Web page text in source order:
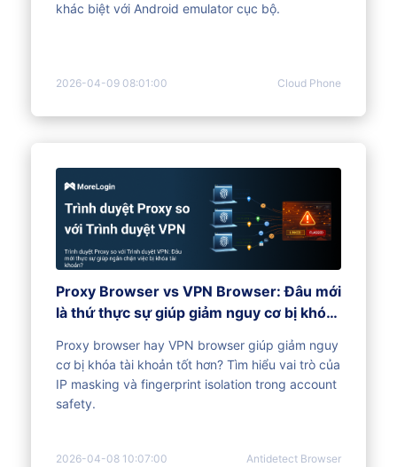
khác biệt với Android emulator cục bộ.
2026-04-09 08:01:00 Cloud Phone
Proxy Browser vs VPN Browser: Đâu mới
là thứ thực sự giúp giảm nguy cơ bị khóa
Proxy browser hay VPN browser giúp giảm nguy
cơ bị khóa tài khoản tốt hơn? Tìm hiểu vai trò của
IP masking và fingerprint isolation trong account
safety.
2026-04-08 10:07:00 Antidetect Browser